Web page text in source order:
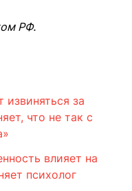
РФ.
извиняться за
что не так с
влияет на
психолог